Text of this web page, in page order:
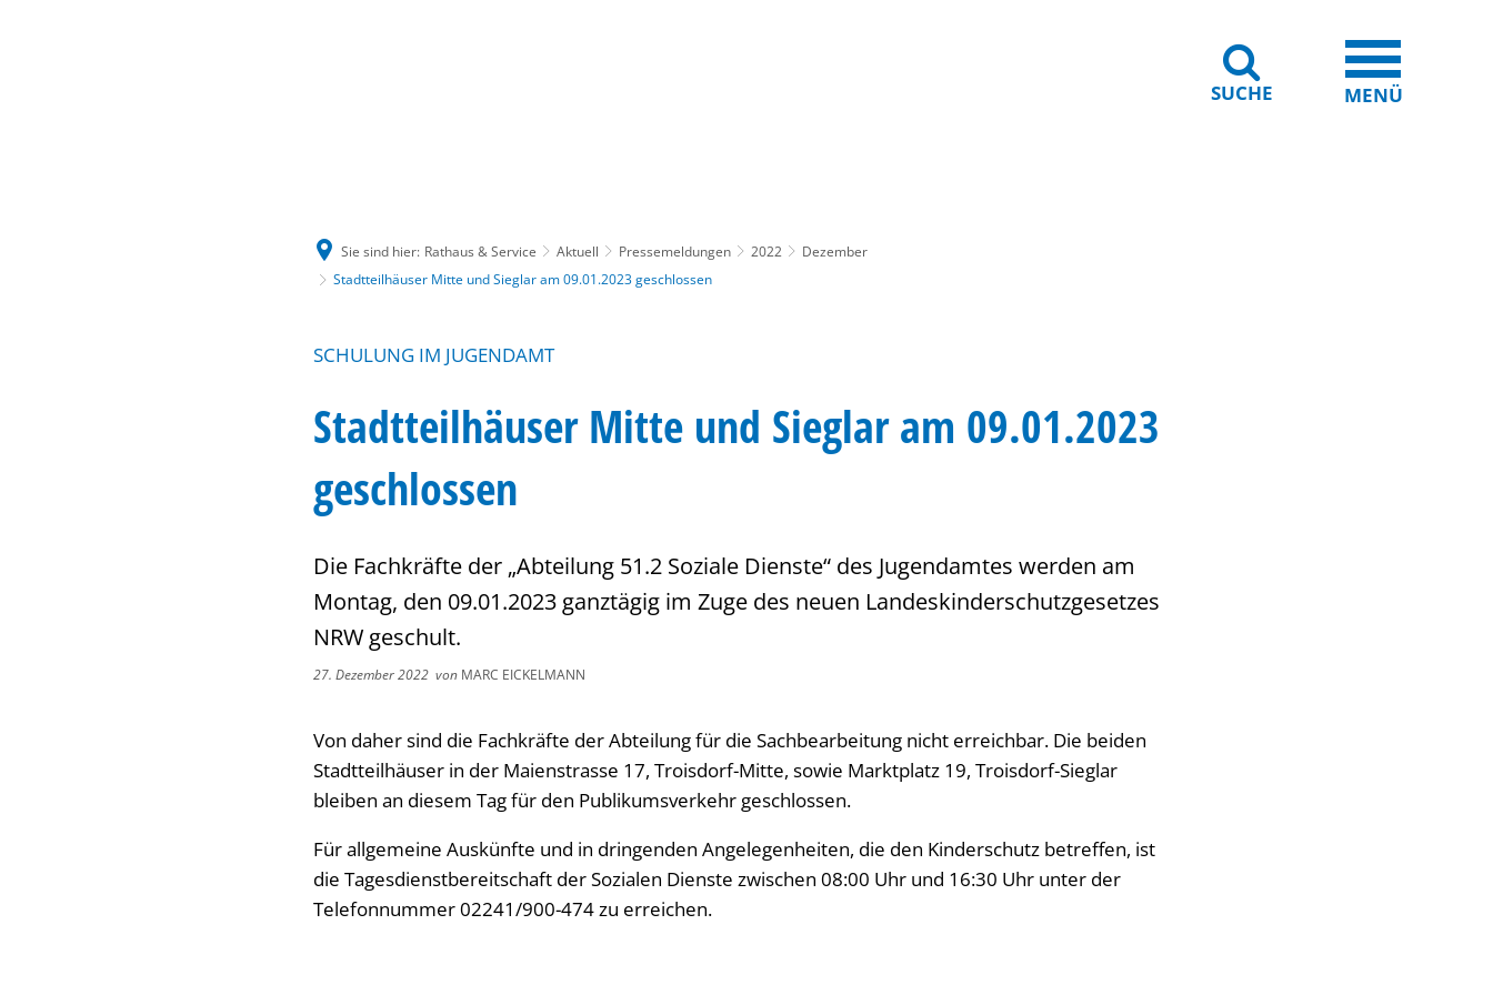
SUCHE MENÜ
Sie sind hier: Rathaus & Service Aktuell Pressemeldungen 2022
Dezember
Stadtteilhäuser Mitte und Sieglar am 09.01.2023 geschlossen
SCHULUNG IM JUGENDAMT
Stadtteilhäuser Mitte und Sieglar am 09.01.2023
geschlossen
Die Fachkräfte der „Abteilung 51.2 Soziale Dienste“ des Jugendamtes werden am
Montag, den 09.01.2023 ganztägig im Zuge des neuen Landeskinderschutzgesetzes
NRW geschult.
27. Dezember 2022 von MARC EICKELMANN
Von daher sind die Fachkräfte der Abteilung für die Sachbearbeitung nicht erreichbar. Die beiden
Stadtteilhäuser in der Maienstrasse 17, Troisdorf-Mitte, sowie Marktplatz 19, Troisdorf-Sieglar
bleiben an diesem Tag für den Publikumsverkehr geschlossen.
Für allgemeine Auskünfte und in dringenden Angelegenheiten, die den Kinderschutz betreffen, ist
die Tagesdienstbereitschaft der Sozialen Dienste zwischen 08:00 Uhr und 16:30 Uhr unter der
Telefonnummer 02241/900-474 zu erreichen.